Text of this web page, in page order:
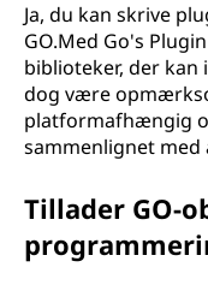
Ja, du kan skrive
GO.Med Go's
biblioteker, der
dog være
platformafhængig
sammenlignet med
Tillader GO-